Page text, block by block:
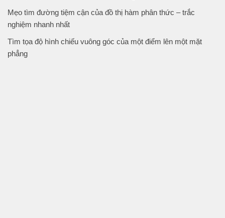
Mẹo tìm đường tiệm cận của đồ thị hàm phân thức – trắc
nghiệm nhanh nhất
Tìm tọa độ hình chiếu vuông góc của một điểm lên một mặt
phẳng